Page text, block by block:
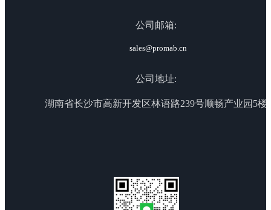
公司邮箱:
sales@promab.cn
公司地址:
湖南省长沙市高新开发区林语路239号顺畅产业园5楼